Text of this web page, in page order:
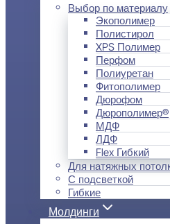
Выбор по материалу
Экополимер
Полистирол
XPS Полимер
Перфом
Полиуретан
Фитополимер
Дюрофом
Дюрополимер®
МДФ
ЛДФ
Flex Гибкий
Для натяжных
С подсветкой
Гибкие
Молдинги